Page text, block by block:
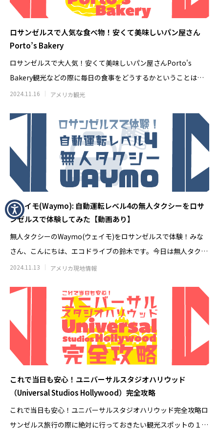
ロサンゼルスで人気な食べ物！安くて美味しいパン屋さん
Porto’s Bakery
ロサンゼルスで大人気！安くて美味しいパン屋さんPorto's
Bakery観光などの際に毎日の食事をどうするかということは楽
しみでもあり
2024.11.16 アメリカ観光
ウェイモ(Waymo): 自動運転レベル4の無人タクシーをロサ
ンゼルスで体験してみた【動画あり】
無人タクシーのWaymo(ウェイモ)をロサンゼルスで体験！みな
さん、こんにちは、エコドライブの鈴木です。今日は無人タクシ
ー「Wa
2024.11.13 アメリカ現地情報
これで当日も安心！ユニバーサルスタジオハリウッド
（Universal Studios Hollywood）完全攻略
これで当日も安心！ユニバーサルスタジオハリウッド完全攻略ロ
サンゼルス旅行の際に絶対に行っておきたい観光スポットの１つ